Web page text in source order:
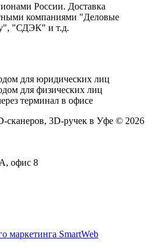
России. Доставка
компаниями "Деловые
"СДЭК" и т.д.
для юридических лиц
для физических лиц
терминал в офисе
сканеров, 3D-ручек в Уфе © 2026
офис 8
маркетинга SmartWeb